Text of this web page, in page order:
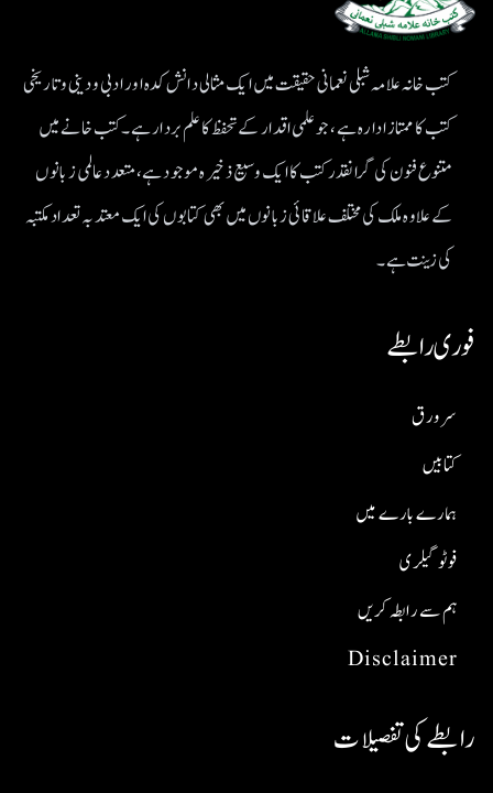
کتب خانہ علامہ شبلی نعمانی حقیقت میں ایک مثالی دانش کدہ اور ادبی ودینی و تاریخی
کتب کا ممتاز ادارہ ہے، جو علمی اقدار کے تحفظ کا علم بردار ہے۔کتب خانے میں
متنوع فنون کی گرانقدر کتب کا ایک وسیع ذخیرہ موجود ہے، متعدد عالمی زبانوں
کے علاوہ ملک کی مختلف علاقائی زبانوں میں بھی کتابوں کی ایک معتد بہ تعداد مکتبہ
کی زینت ہے۔
فوری رابطے
Disclaimer
ہم سے رابطہ کریں
فوٹو گیلری
ہمارے بارے میں
کتابیں
سر ورق
رابطے کی تفصیلات